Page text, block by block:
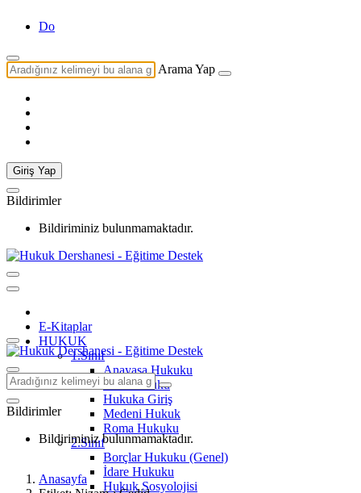
Doğal Hu
Arama Yap
Giriş Yap
Bildirimler
Bildiriminiz bulunmamaktadır.
E-Kitaplar
HUKUK
1.Sınıf
Anayasa Hukuku
Aile Hukuku
Hukuka Giriş
Medeni Hukuk
Roma Hukuku
2.Sınıf
Borçlar Hukuku (Genel)
İdare Hukuku
Hukuk Sosyolojisi
Bildirimler
Bildiriminiz bulunmamaktadır.
Anasayfa